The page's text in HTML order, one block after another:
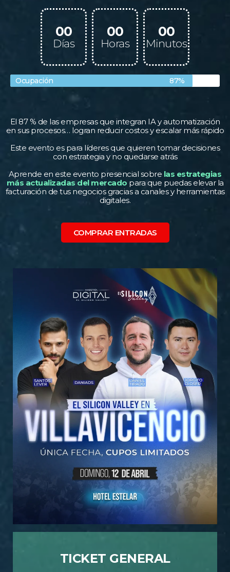
00
Días
00
Horas
00
Minutos
Ocupación 87%
El 87 % de las empresas que integran IA y automatización
en sus procesos… logran reducir costos y escalar más rápido
Este evento es para líderes que quieren tomar decisiones
con estrategia y no quedarse atrás
Aprende en este evento presencial sobre las estrategias
más actualizadas del mercado para que puedas elevar la
facturación de tus negocios gracias a canales y herramientas
digitales.
COMPRAR ENTRADAS
TICKET GENERAL